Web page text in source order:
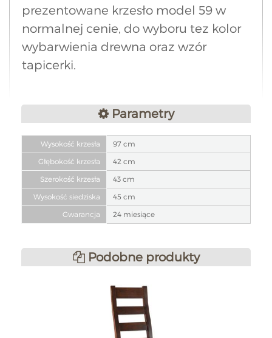
prezentowane krzesło model 59 w
normalnej cenie, do wyboru tez kolor
wybarwienia drewna oraz wzór
tapicerki.
Parametry
Wysokość krzesła
97 cm
Głębokość krzesła
42 cm
Szerokość krzesła
43 cm
Wysokość siedziska
45 cm
Gwarancja
24 miesiące
Podobne produkty